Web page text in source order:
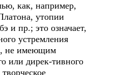
как, например,
утопии
и пр.; это означает,
устремления
не имеющим
или дирек-тивного